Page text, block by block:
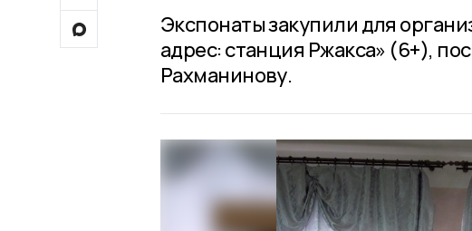
Экспонаты закупили для
адрес: станция Ржакса» (6+),
Рахманинову.